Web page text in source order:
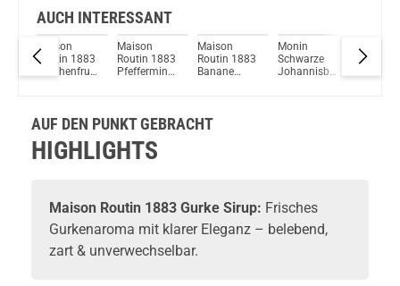
Dictador Episodio I Port Casks 2001/2021 Rum 44% Vol. 700ml
Du willst Kröten sparen?
Schau mal hier!
Vaptio Pado Pod System Kit Lila
AUCH INTERESSANT
Maison
Routin 1883
Drachenfrucht
Maison
Routin 1883
Pfefferminz
Maison
Routin 1883
Banane
Monin
Schwarze
Johannisbeere
Marie
Brizard
AUF DEN PUNKT GEBRACHT
HIGHLIGHTS
Maison Routin 1883 Gurke Sirup: Frisches
Gurkenaroma mit klarer Eleganz – belebend,
zart & unverwechselbar.